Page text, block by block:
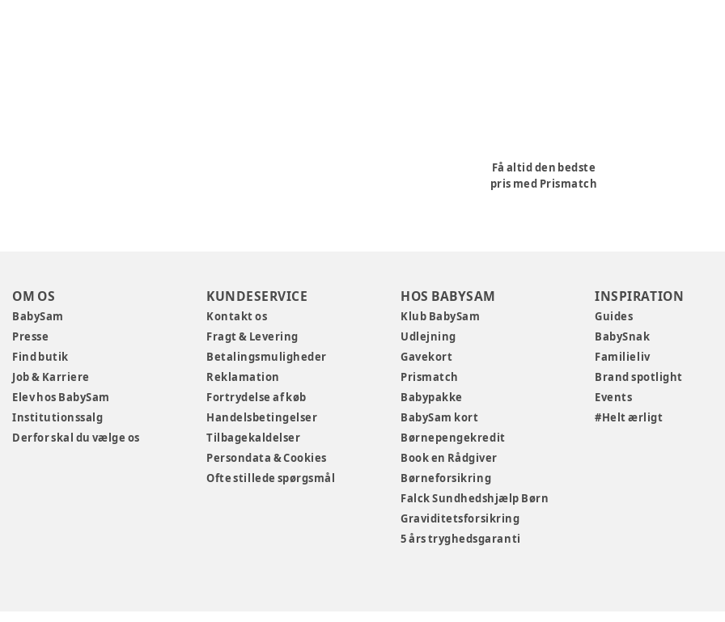
Få altid den bedste
pris med Prismatch
OM OS
BabySam
Presse
Find butik
Job & Karriere
Elev hos BabySam
Institutionssalg
Derfor skal du vælge os
KUNDESERVICE
Kontakt os
Fragt & Levering
Betalingsmuligheder
Reklamation
Fortrydelse af køb
Handelsbetingelser
Tilbagekaldelser
Persondata & Cookies
Ofte stillede spørgsmål
HOS BABYSAM
Klub BabySam
Udlejning
Gavekort
Prismatch
Babypakke
BabySam kort
Børnepengekredit
Book en Rådgiver
Børneforsikring
Falck Sundhedshjælp Børn
Graviditetsforsikring
5 års tryghedsgaranti
INSPIRATION
Guides
BabySnak
Familieliv
Brand spotlight
Events
#Helt ærligt